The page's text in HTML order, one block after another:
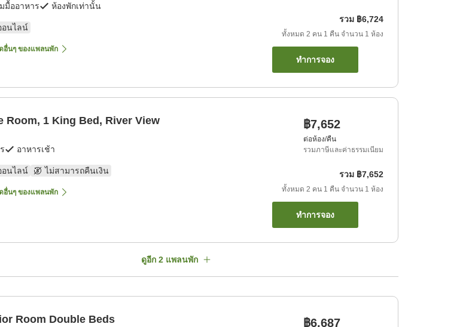
มื้ออาหาร ห้องพักเท่านั้น
อนไลน์
อื่นๆ ของแพลนพัก
รวม ฿6,724
ทั้งหมด 2 คน 1 คืน จำนวน 1 ห้อง
ทำการจอง
Room, 1 King Bed, River View
อาหารเช้า
อนไลน์ ไม่สามารถคืนเงิน
อื่นๆ ของแพลนพัก
฿7,652
ต่อห้อง/คืน
รวมภาษีและค่าธรรมเนียม
รวม ฿7,652
ทั้งหมด 2 คน 1 คืน จำนวน 1 ห้อง
ทำการจอง
ดูอีก 2แพลนพัก
Room Double Beds ฿6,687